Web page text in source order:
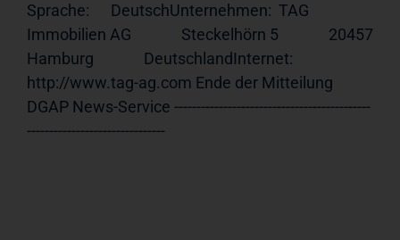
Sprache:      DeutschUnternehmen:  TAG
Immobilien AG              Steckelhörn 5              20457
Hamburg              DeutschlandInternet:
http://www.tag-ag.com Ende der Mitteilung
DGAP News-Service --------------------------------------------
-------------------------------